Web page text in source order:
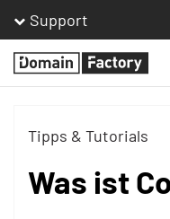
Support
Homepage
Tipps & Tutorials
Was ist